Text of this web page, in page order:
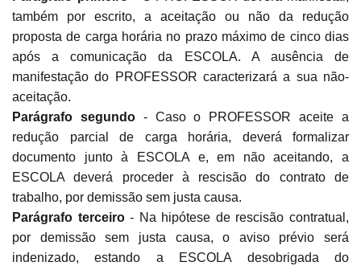
também por escrito, a aceitação ou não da redução
proposta de carga horária no prazo máximo de cinco dias
após a comunicação da ESCOLA. A ausência de
manifestação do PROFESSOR caracterizará a sua não-
aceitação.
Parágrafo segundo- Caso o PROFESSOR aceite a
redução parcial de carga horária, deverá formalizar
documento junto à ESCOLA e, em não aceitando, a
ESCOLA deverá proceder à rescisão do contrato de
trabalho, por demissão sem justa causa.
Parágrafo terceiro- Na hipótese de rescisão contratual,
por demissão sem justa causa, o aviso prévio será
indenizado, estando a ESCOLA desobrigada do